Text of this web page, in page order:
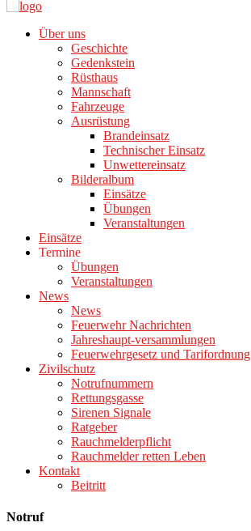
Über uns
Geschichte
Gedenkstein
Rüsthaus
Mannschaft
Fahrzeuge
Ausrüstung
Brandeinsatz
Technischer Einsatz
Unwettereinsatz
Bilderalbum
Einsätze
Übungen
Veranstaltungen
Einsätze
Termine
Übungen
Veranstaltungen
News
News
Feuerwehr Nachrichten
Jahreshaupt-versammlungen
Feuerwehrgesetz und Tarifordnung
Zivilschutz
Notrufnummern
Rettungsgasse
Sirenen Signale
Ratgeber
Rauchmelderpflicht
Rauchmelder retten Leben
Kontakt
Beitritt
Notruf